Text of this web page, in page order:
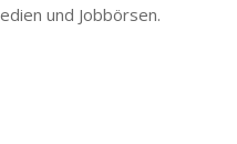
und Jobbörsen.